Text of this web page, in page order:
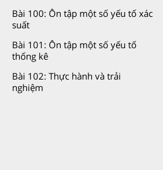
Bài 100: Ôn tập một số yếu tố xác
suất
Bài 101: Ôn tập một số yếu tố
thống kê
Bài 102: Thực hành và trải
nghiệm